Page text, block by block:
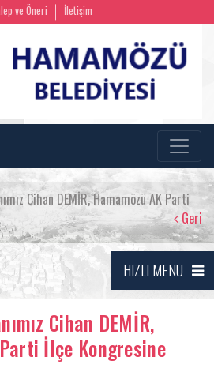
ve Öneri İletişim
Cihan DEMİR, Hamamözü AK Parti
Geri
HIZLI MENU
Cihan DEMİR,
İlçe Kongresine